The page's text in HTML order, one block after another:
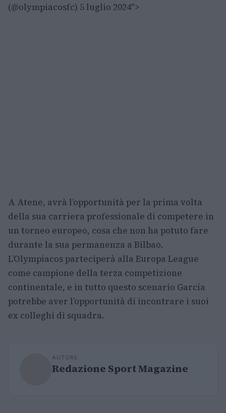
(@olympiacosfc) 5 luglio 2024″>
A Atene, avrà l’opportunità per la prima volta
della sua carriera professionale di competere in
un torneo europeo, cosa che non ha potuto fare
durante la sua permanenza a Bilbao.
L’Olympiacos parteciperà alla Europa League
come campione della terza competizione
continentale, e in tutto questo scenario García
potrebbe aver l’opportunità di incontrare i suoi
ex colleghi di squadra.
AUTORE
Redazione Sport Magazine